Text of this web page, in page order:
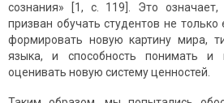
сознания» [1, с. 119]. Это
призван обучать студентов не
формировать новую картину мира,
языка, и способность понимать и
оценивать новую систему ценностей.